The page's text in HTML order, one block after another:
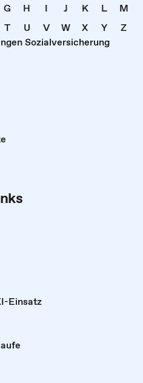
G H I J K L
M
T U V W X Y
Z
Sozialversicherung
Einsatz